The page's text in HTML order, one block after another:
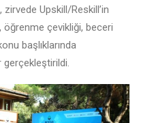
Upskill/Reskill’in
çevikliği, beceri
başlıklarında
gerçekleştirildi.